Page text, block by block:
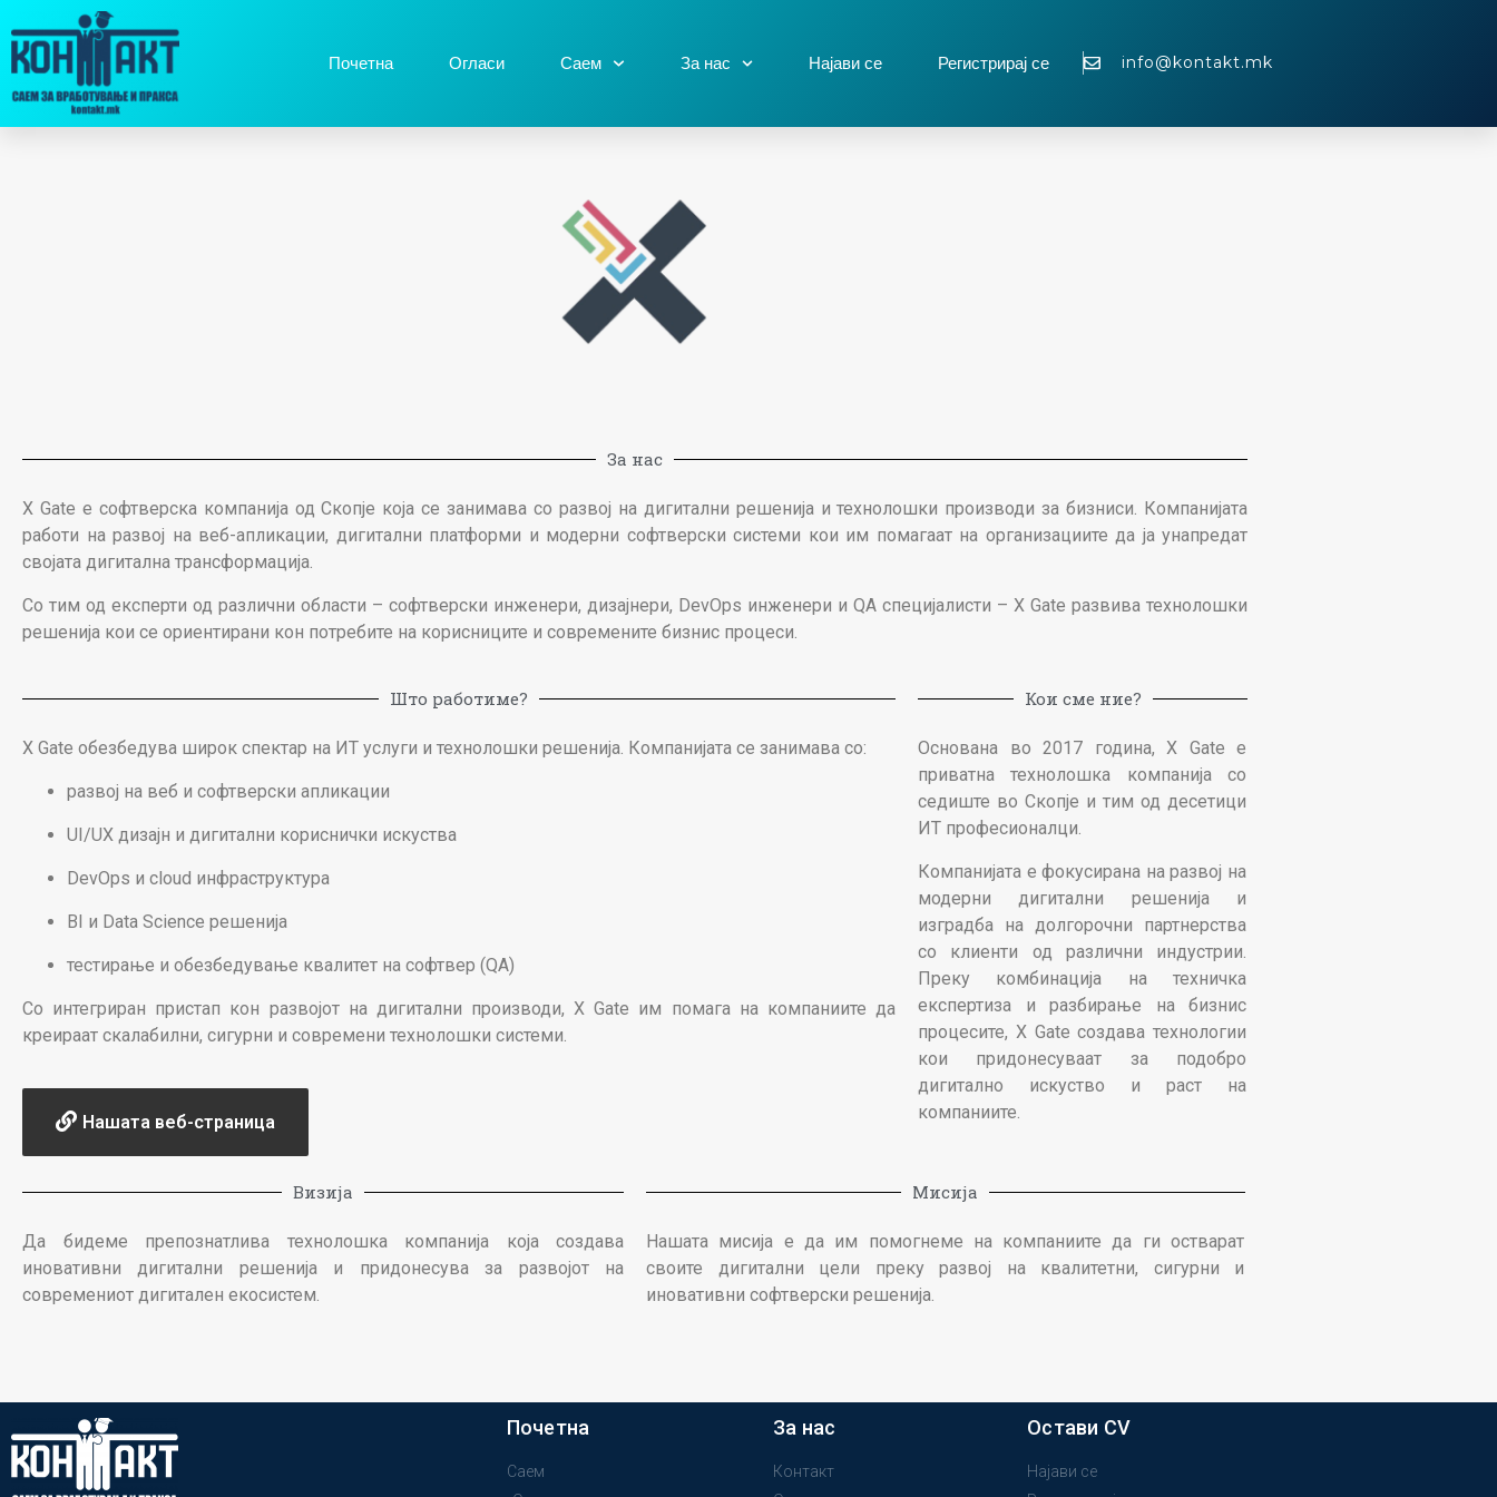
Почетна Огласи Саем За нас Најави се Регистрирај се info@kontakt.mk
За нас
X Gate е софтверска компанија од Скопје која се занимава со развој на дигитални решенија и технолошки производи за бизниси. Компанијата
работи на развој на веб-апликации, дигитални платформи и модерни софтверски системи кои им помагаат на организациите да ја унапредат
својата дигитална трансформација.
Со тим од експерти од различни области – софтверски инженери, дизајнери, DevOps инженери и QA специјалисти – X Gate развива технолошки
решенија кои се ориентирани кон потребите на корисниците и современите бизнис процеси.
Што работиме?
X Gate обезбедува широк спектар на ИТ услуги и технолошки решенија. Компанијата се занимава со:
развој на веб и софтверски апликации
UI/UX дизајн и дигитални кориснички искуства
DevOps и cloud инфраструктура
BI и Data Science решенија
тестирање и обезбедување квалитет на софтвер (QA)
Со интегриран пристап кон развојот на дигитални производи, X Gate им помага на компаниите да
креираат скалабилни, сигурни и современи технолошки системи.
Нашата веб-страница
Кои сме ние?
Основана во 2017 година, X Gate е
приватна технолошка компанија со
седиште во Скопје и тим од десетици
ИТ професионалци.
Компанијата е фокусирана на развој на
модерни дигитални решенија и
изградба на долгорочни партнерства
со клиенти од различни индустрии.
Преку комбинација на техничка
експертиза и разбирање на бизнис
процесите, X Gate создава технологии
кои придонесуваат за подобро
дигитално искуство и раст на
компаниите.
Визија
Да бидеме препознатлива технолошка компанија која создава
иновативни дигитални решенија и придонесува за развојот на
современиот дигитален екосистем.
Мисија
Нашата мисија е да им помогнеме на компаниите да ги остварат
своите дигитални цели преку развој на квалитетни, сигурни и
иновативни софтверски решенија.
Почетна
Саем
За нас
Контакт
Остави CV
Најави се